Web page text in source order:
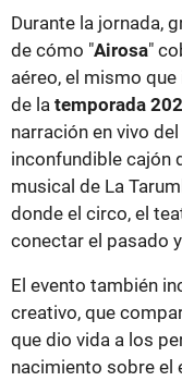
Durante la jornada,
de cómo "Airosa"
aéreo, el mismo
de la temporada
narración en vivo
inconfundible cajón
musical de La
donde el circo, el
conectar el pasado
El evento también
creativo, que
que dio vida a los
nacimiento sobre el